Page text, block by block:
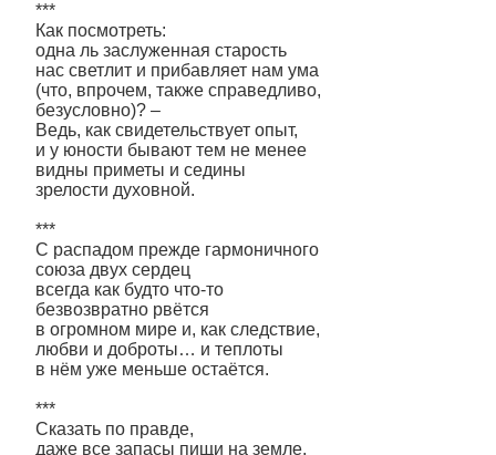
***
Как посмотреть:
одна ль заслуженная старость
нас светлит и прибавляет нам ума
(что, впрочем, также справедливо,
безусловно)? –
Ведь, как свидетельствует опыт,
и у юности бывают тем не менее
видны приметы и седины
зрелости духовной.
***
С распадом прежде гармоничного
союза двух сердец
всегда как будто что-то
безвозвратно рвётся
в огромном мире и, как следствие,
любви и доброты… и теплоты
в нём уже меньше остаётся.
***
Сказать по правде,
даже все запасы пищи на земле,